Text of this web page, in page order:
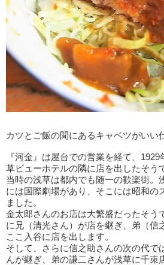
カツとご飯の間にあるキャベツがいい
『河金』は屋台での営業を経て、
草ビューホテルの隣に店を出したそう
当時の浅草は都内でも随一の歓楽街。
には国際劇場があり、そこには昭和の
ました。
金太郎さんのお店は大繁盛だったそう
に兄（清光さん）が店を継ぎ、弟（信
ここ入谷に店を出します。
そして、さらに信之助さんの次の代で
んが継ぎ、弟の謙二さんが浅草に千束